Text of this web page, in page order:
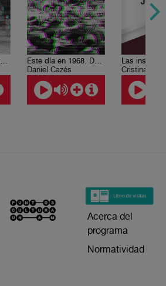
Este día en 1968. Del 3 al 9 de septiembre
Este día en 1968. Del 24 al 30 de septiembre
Daniel Cazés
Acerca del
programa
Normatividad